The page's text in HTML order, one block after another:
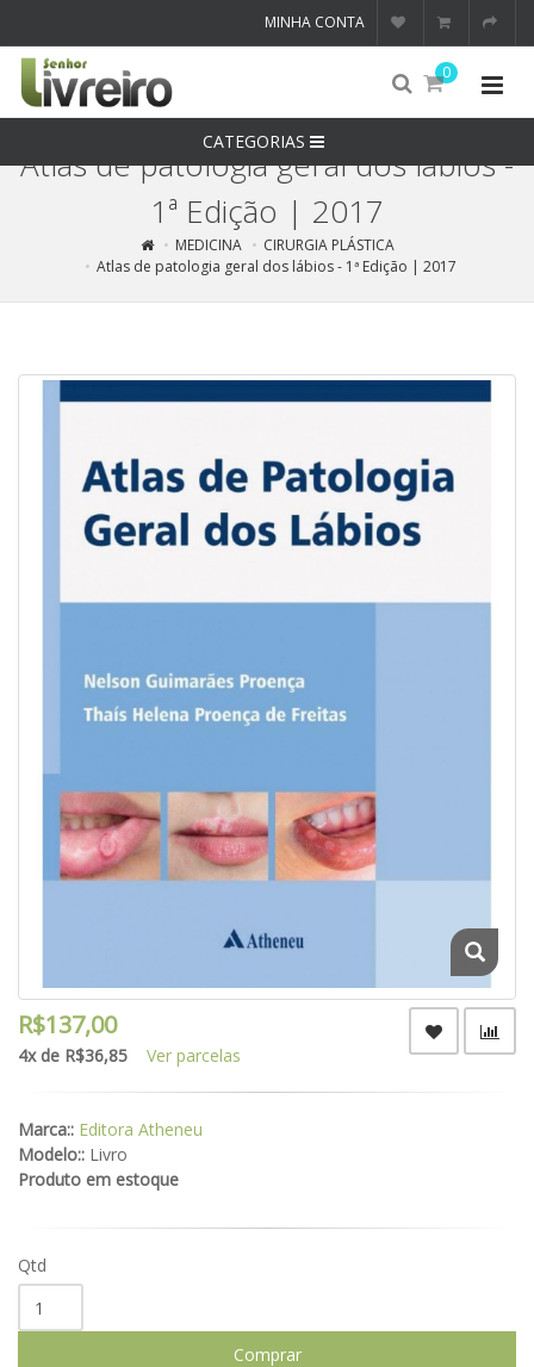
MINHA CONTA
0
CATEGORIAS
Atlas de patologia geral dos lábios -
1ª Edição | 2017
MEDICINA
CIRURGIA PLÁSTICA
Atlas de patologia geral dos lábios - 1ª Edição | 2017
R$137,00
4x de R$36,85 Ver parcelas
Marca:: Editora Atheneu
Modelo:: Livro
Produto em estoque
Qtd
Comprar